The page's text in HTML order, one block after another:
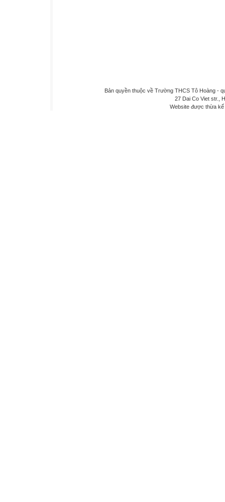
Bản quyền thuộc về Trường THCS Tô Hoàng -
27 Dai Co Viet str.,
Website được thừa